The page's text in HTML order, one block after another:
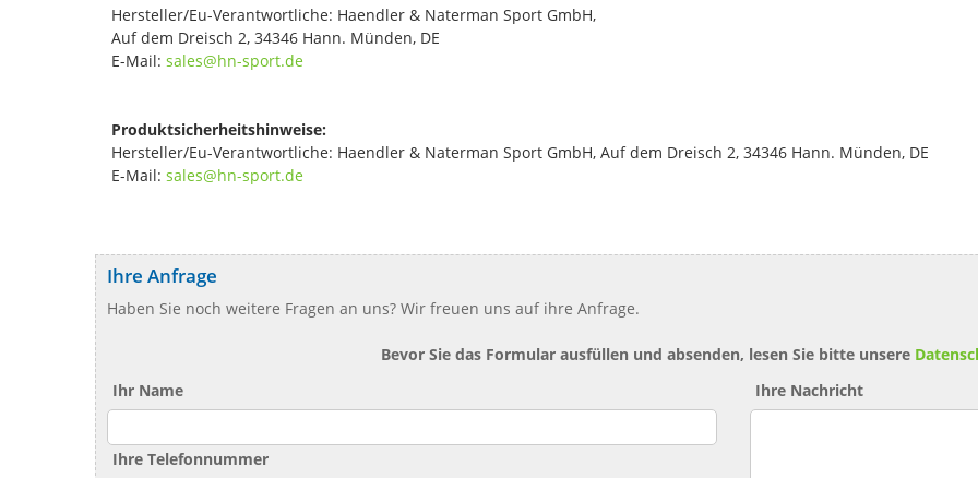
Hersteller/Eu-Verantwortliche: Haendler & Naterman Sport GmbH,
Auf dem Dreisch 2, 34346 Hann. Münden, DE
E-Mail: sales@hn-sport.de
Produktsicherheitshinweise:
Hersteller/Eu-Verantwortliche: Haendler & Naterman Sport GmbH, Auf dem Dreisch 2, 34346 Hann. Münden, DE
E-Mail: sales@hn-sport.de
Ihre Anfrage
Haben Sie noch weitere Fragen an uns? Wir freuen uns auf ihre Anfrage.
Bevor Sie das Formular ausfüllen und absenden, lesen Sie bitte unsere
Ihr Name
Ihre Telefonnummer
Ihre Nachricht